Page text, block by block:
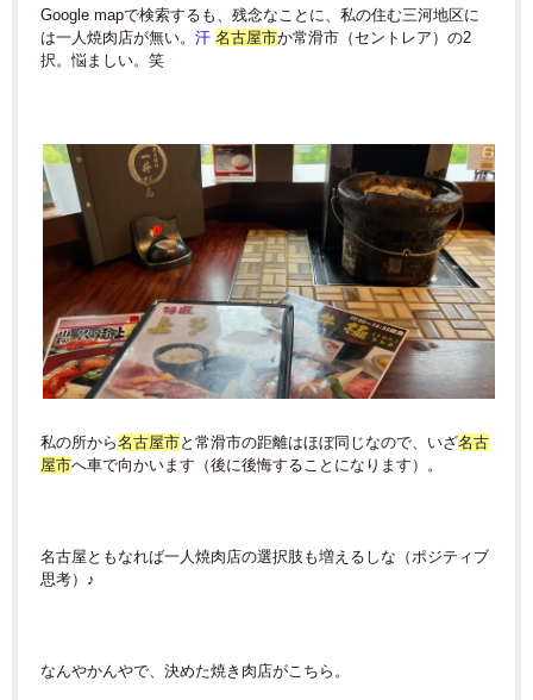
Google mapで検索するも、 残念なことに、私の住む三河地区に
は一人焼肉店が無い。 汗 名古屋市か常滑市（セントレア）の2
択。悩ましい。笑
私の所から名古屋市と常滑市の距離はほぼ同じなので、いざ名古
屋市へ車で向かいます（後に後悔することになります）。
名古屋ともなれば一人焼肉店の選択肢も増えるしな（ポジティブ
思考）♪
なんやかんやで、決めた焼き肉店がこちら。